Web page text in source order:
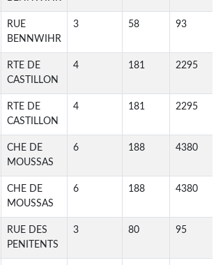
RUE
BENNWIHR
3 58 93
RTE DE
CASTILLON
4 181 2295
RTE DE
CASTILLON
4 181 2295
CHE DE
MOUSSAS
6 188 4380
CHE DE
MOUSSAS
6 188 4380
RUE DES
PENITENTS
3 80 95